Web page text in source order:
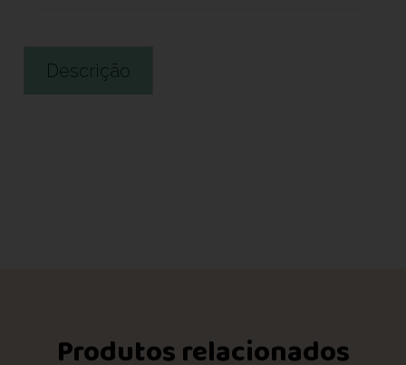
Descrição
Produtos relacionados